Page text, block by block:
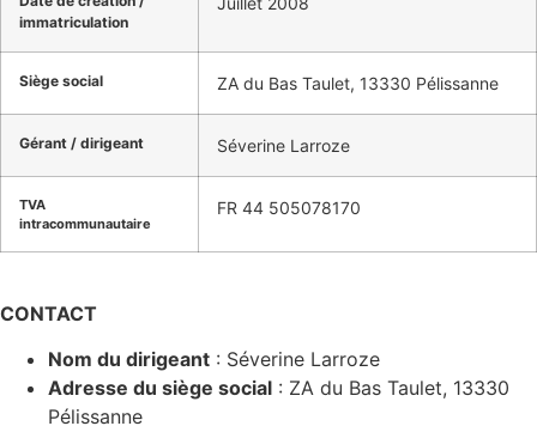
immatriculation
Siège social ZA du Bas Taulet, 13330 Pélissanne
Gérant / dirigeant Séverine Larroze
TVA
intracommunautaire
FR 44 505078170
CONTACT
Nom du dirigeant : Séverine Larroze
Adresse du siège social : ZA du Bas Taulet, 13330
Pélissanne